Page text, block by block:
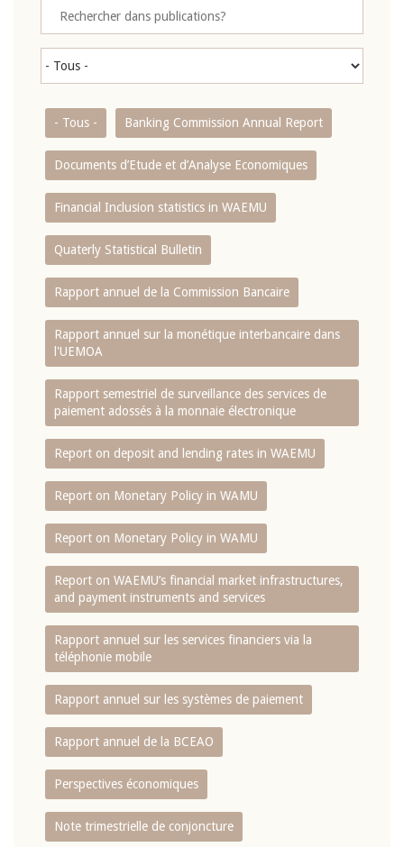
- Tous - Banking Commission Annual Report
Documents d’Etude et d’Analyse Economiques
Financial Inclusion statistics in WAEMU
Quaterly Statistical Bulletin
Rapport annuel de la Commission Bancaire
Rapport annuel sur la monétique interbancaire dans
l'UEMOA
Rapport semestriel de surveillance des services de
paiement adossés à la monnaie électronique
Report on deposit and lending rates in WAEMU
Report on Monetary Policy in WAMU
Report on Monetary Policy in WAMU
Report on WAEMU’s financial market infrastructures,
and payment instruments and services
Rapport annuel sur les services financiers via la
téléphonie mobile
Rapport annuel sur les systèmes de paiement
Rapport annuel de la BCEAO
Perspectives économiques
Note trimestrielle de conjoncture